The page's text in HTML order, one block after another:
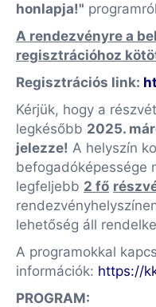
honlapja!"
A rendezvényre a
regisztrációhoz
Regisztrációs link:
Kérjük, hogy a
legkésőbb 2025.
jelezze! A helyszín
befogadóképessége
legfeljebb 2 fő
lehetőség áll
A programokkal
információk: https://
PROGRAM: